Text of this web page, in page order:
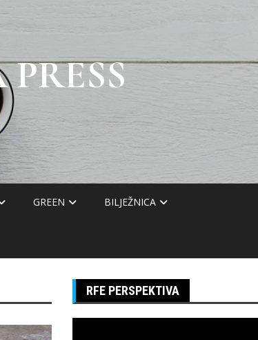
GREEN BILJEŽNICA
RFE PERSPEKTIVA